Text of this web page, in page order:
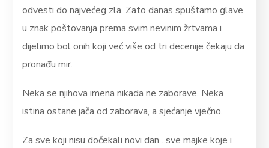
odvesti do najvećeg zla. Zato danas spuštamo glave
u znak poštovanja prema svim nevinim žrtvama i
dijelimo bol onih koji već više od tri decenije čekaju da
pronađu mir.
Neka se njihova imena nikada ne zaborave. Neka
istina ostane jača od zaborava, a sjećanje vječno.
Za sve koji nisu dočekali novi dan…sve majke koje i